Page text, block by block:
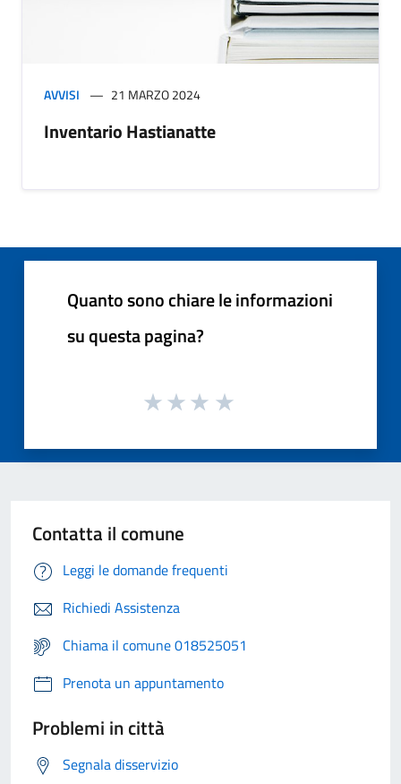
AVVISI 21 MARZO 2024
Inventario Hastianatte
Quanto sono chiare le informazioni
su questa pagina?
Contatta il comune
Leggi le domande frequenti
Richiedi Assistenza
Chiama il comune 018525051
Prenota un appuntamento
Problemi in città
Segnala disservizio